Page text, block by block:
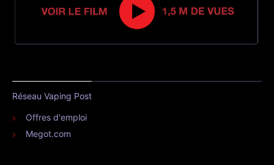
Réseau Vaping Post
Offres d'emploi
Megot.com